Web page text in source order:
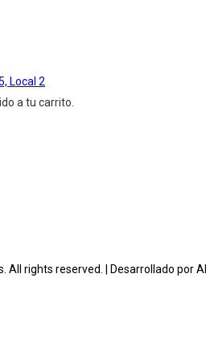
a tu carrito.
Local 2
rights reserved. | Desarrollado por